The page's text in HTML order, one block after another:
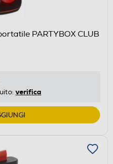
PARTYBOX CLUB
verifica